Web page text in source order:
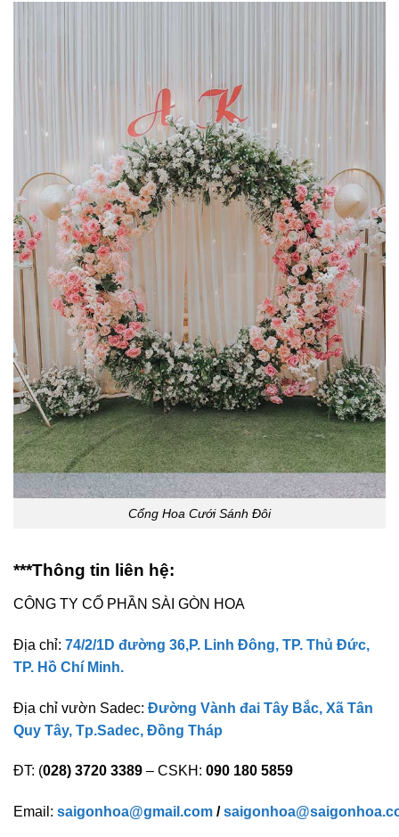
Cổng Hoa Cưới Sánh Đôi
***Thông tin liên hệ:
CÔNG TY CỔ PHẦN SÀI GÒN HOA
Địa chỉ: 74/2/1D đường 36,P. Linh Đông, TP. Thủ Đức,
TP. Hồ Chí Minh.
Địa chỉ vườn Sadec: Đường Vành đai Tây Bắc, Xã Tân
Quy Tây, Tp.Sadec, Đồng Tháp
ĐT: (028) 3720 3389 – CSKH: 090 180 5859
Email: saigonhoa@gmail.com /